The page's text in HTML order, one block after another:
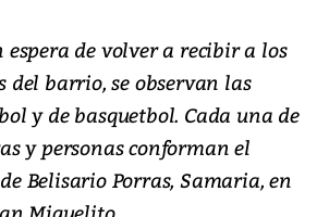
espera de volver a recibir a los
del barrio, se observan las
y de basquetbol. Cada una de
y personas conforman el
Belisario Porras, Samaria, en